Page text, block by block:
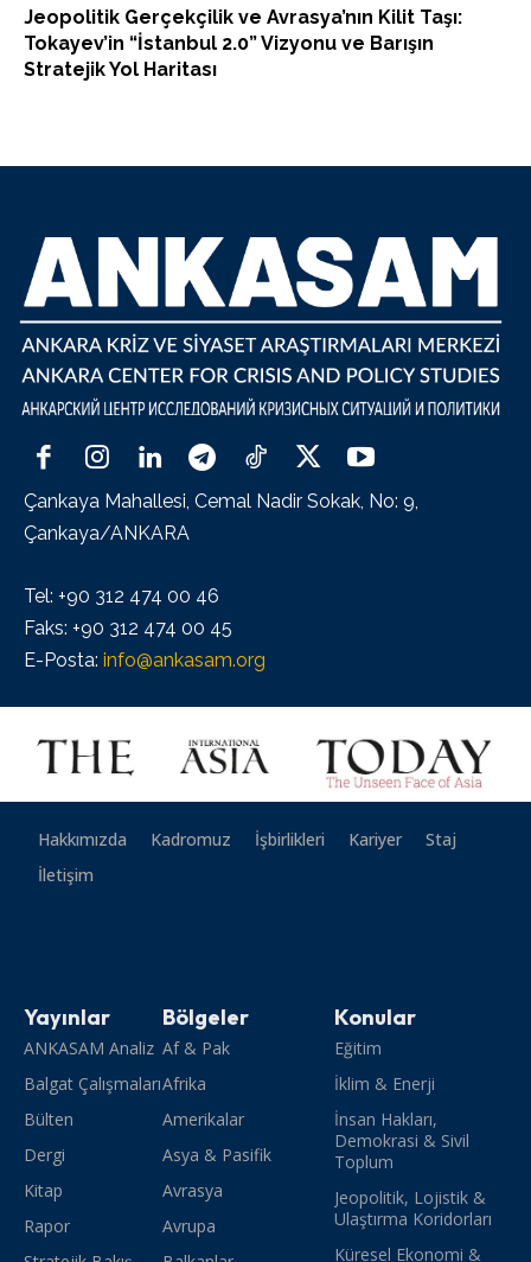
Jeopolitik Gerçekçilik ve Avrasya’nın Kilit Taşı:
Tokayev’in “İstanbul 2.0” Vizyonu ve Barışın
Stratejik Yol Haritası
Çankaya Mahallesi, Cemal Nadir Sokak, No: 9,
Çankaya/ANKARA
Tel: +90 312 474 00 46
Faks: +90 312 474 00 45
E-Posta: info@ankasam.org
Hakkımızda Kadromuz İşbirlikleri Kariyer
Staj
İletişim
Yayınlar
ANKASAM Analiz
Balgat Çalışmaları
Bülten
Dergi
Kitap
Rapor
Bölgeler
Af & Pak
Afrika
Amerikalar
Asya & Pasifik
Avrasya
Avrupa
Konular
Eğitim
İklim & Enerji
İnsan Hakları,
Demokrasi & Sivil
Toplum
Jeopolitik, Lojistik &
Ulaştırma Koridorları
Küresel Ekonomi &